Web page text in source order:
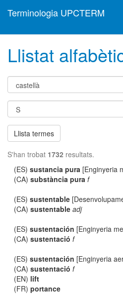
Terminologia UPCTERM
Llistat
Llista termes
S'han trobat 1732 resultats.
(ES)sustancia pura [Enginyeria
(CA)substància pura f
(ES)sustentable
(CA)sustentable adj
(ES)sustentación [Enginyeria
(CA)sustentació f
(ES)sustentación [Enginyeria
(CA)sustentació f
(EN) lift
(FR)portance